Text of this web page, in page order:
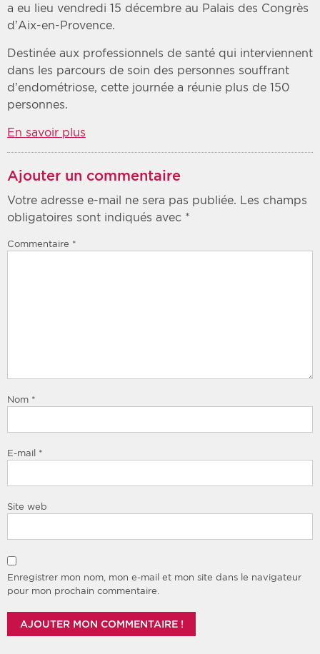
a eu lieu vendredi 15 décembre au Palais des Congrès
d’Aix-en-Provence.
Destinée aux professionnels de santé qui interviennent
dans les parcours de soin des personnes souffrant
d’endométriose, cette journée a réunie plus de 150
personnes.
En savoir plus
Ajouter un commentaire
Votre adresse e-mail ne sera pas publiée. Les champs
obligatoires sont indiqués avec *
Commentaire *
Nom *
E-mail *
Site web
Enregistrer mon nom, mon e-mail et mon site dans le navigateur
pour mon prochain commentaire.